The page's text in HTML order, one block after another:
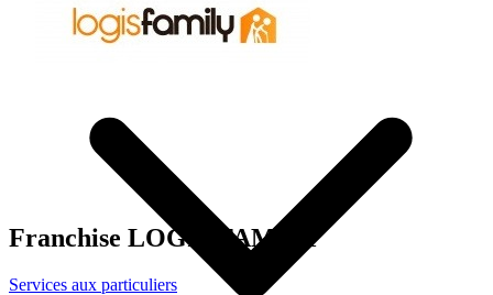
Franchise LOGIS FAMILY
Services aux particuliers